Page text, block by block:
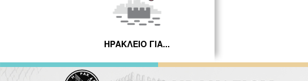
ΗΡΑΚΛΕΙΟ ΓΙΑ...